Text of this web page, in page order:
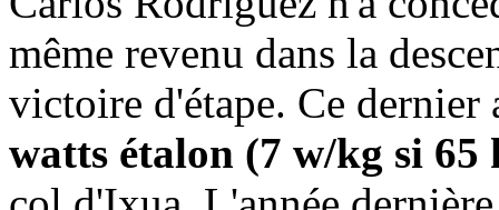
même revenu dans la
victoire d'étape. Ce
watts étalon (7 w/kg si 65